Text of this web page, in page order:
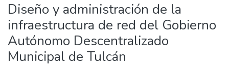
Estadísticas Externas
Manuales
Diseño y administración de la
infraestructura de red del Gobierno
Autónomo Descentralizado
Municipal de Tulcán